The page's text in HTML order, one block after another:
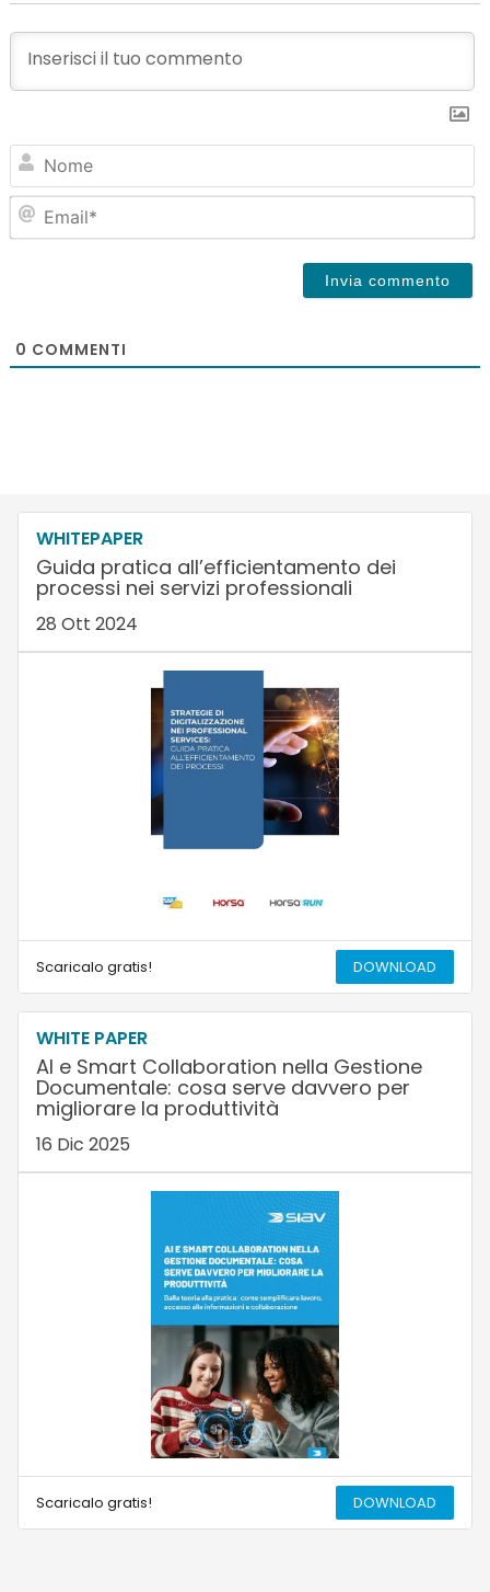
0 COMMENTI
WHITEPAPER
Guida pratica all’efficientamento dei
processi nei servizi professionali
28 Ott 2024
Scaricalo gratis! DOWNLOAD
WHITE PAPER
AI e Smart Collaboration nella Gestione
Documentale: cosa serve davvero per
migliorare la produttività
16 Dic 2025
Scaricalo gratis! DOWNLOAD